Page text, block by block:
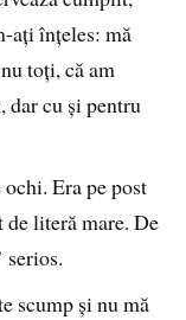
aţi înţeles: mă
toţi, că am
dar cu şi pentru
Era pe post
literă mare. De
serios.
scump şi nu mă